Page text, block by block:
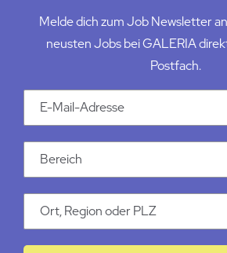
Melde dich zum Job Newsletter
neusten Jobs bei GALERIA
Postfach.
Email Addresse
Kategorie
Ort